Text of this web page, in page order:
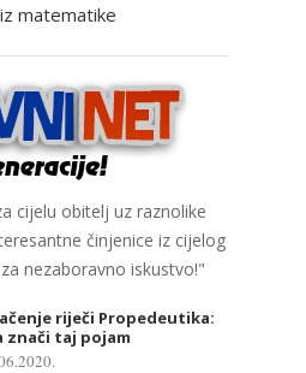
matematike
cijelu obitelj uz raznolike
činjenice iz cijelog
nezaboravno iskustvo!"
riječi Propedeutika:
znači taj pojam